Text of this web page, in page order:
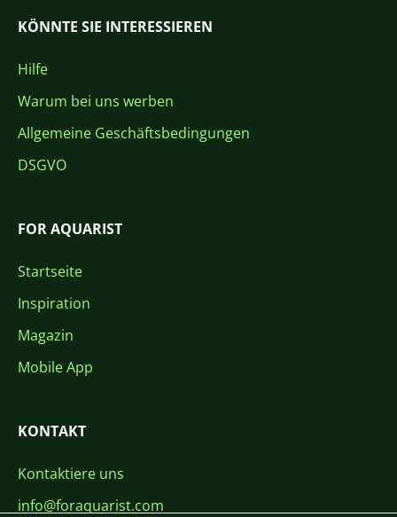
KÖNNTE SIE INTERESSIEREN
Hilfe
Warum bei uns werben
Allgemeine Geschäftsbedingungen
DSGVO
FOR AQUARIST
Startseite
Inspiration
Magazin
Mobile App
KONTAKT
Kontaktiere uns
info@foraquarist.com